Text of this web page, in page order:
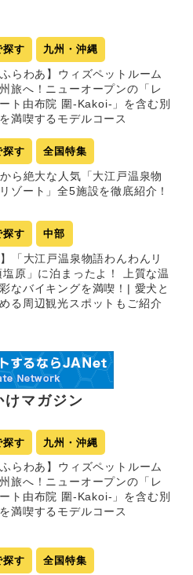
探す 九州・沖縄
らわあ】ウィズペットルーム
旅へ！ニューオープンの「レ
ト由布院 圍-Kakoi-」を含む別
満喫するモデルコース
探す 全国特集
ら絶大な人気「大江戸温泉物
ゾート」全5施設を徹底紹介！
探す 中部
「大江戸温泉物語わんわんリ
原」に泊まったよ！ 上質な温
なバイキングを満喫！| 愛犬と
る周辺観光スポットもご紹介
けマガジン
探す 九州・沖縄
らわあ】ウィズペットルーム
旅へ！ニューオープンの「レ
ト由布院 圍-Kakoi-」を含む別
満喫するモデルコース
探す 全国特集